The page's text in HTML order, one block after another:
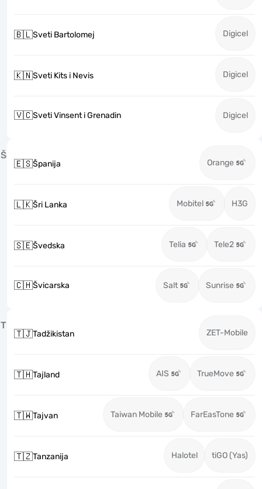
🇧🇱Sveti Bartolomej Digicel
🇰🇳Sveti Kits i Nevis Digicel
🇻🇨Sveti Vinsent i Grenadin Digicel
Š
🇪🇸Španija Orange
🇱🇰Šri Lanka Mobitel H3G
🇸🇪Švedska Telia Tele2
🇨🇭Švicarska Salt Sunrise
T
🇹🇯Tadžikistan ZET-Mobile
🇹🇭Tajland AIS TrueMove
🇹🇼Tajvan Taiwan Mobile FarEasTone
🇹🇿Tanzanija Halotel tiGO (Yas)